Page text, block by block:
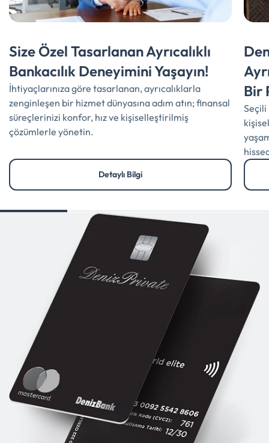
Size Özel Tasarlanan Ayrıcalıklı
Bankacılık Deneyimini Yaşayın!
İhtiyaçlarınıza göre tasarlanan, ayrıcalıklarla
zenginleşen bir hizmet dünyasına adım atın; finansal
süreçlerinizi konfor, hız ve kişiselleştirilmiş
çözümlerle yönetin.
Detaylı Bilgi
Bir